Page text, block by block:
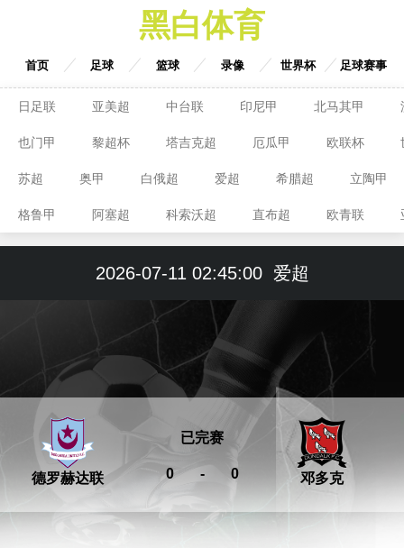
黑白体育
首页 足球 篮球 录像 世界杯 足球赛事
日足联 亚美超 中台联 印尼甲 北马其甲
也门甲 黎超杯 塔吉克超 厄瓜甲 欧联杯
苏超 奥甲 白俄超 爱超 希腊超 立陶甲
格鲁甲 阿塞超 科索沃超 直布超 欧青联
2026-07-11 02:45:00 爱超
德罗赫达联 0 - 0
已完赛
邓多克